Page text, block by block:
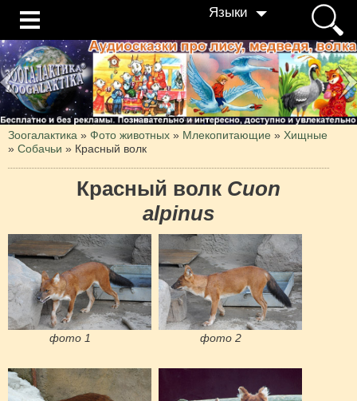
Языки
Зоогалактика » Фото животных » Млекопитающие » Хищные
» Собачьи » Красный волк
Красный волк Cuon
alpinus
фото 1 фото 2